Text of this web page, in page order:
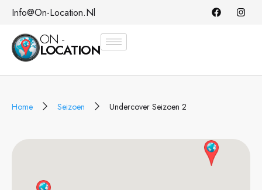
Info@on-Location.nl
ON -
LOCATION
Home Seizoen Undercover Seizoen 2